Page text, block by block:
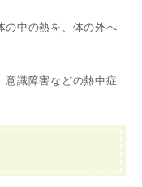
の中の熱を、体の外へ
意識障害などの熱中症